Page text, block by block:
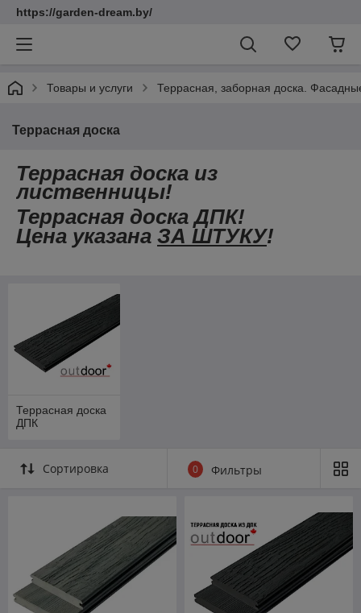
https://garden-dream.by/
Товары и услуги Террасная, заборная доска.
Террасная доска
Террасная доска из
лиственницы!
Террасная доска ДПК!
Цена указана ЗА ШТУКУ!
Террасная доска
ДПК
Сортировка 0 Фильтры